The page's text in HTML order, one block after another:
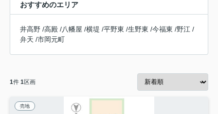
おすすめのエリア
井高野 /高殿 /八幡屋 /横堤 /平野東 /生野東 /今福東 /野江 /
弁天 /市岡元町
1件 1区画
売地